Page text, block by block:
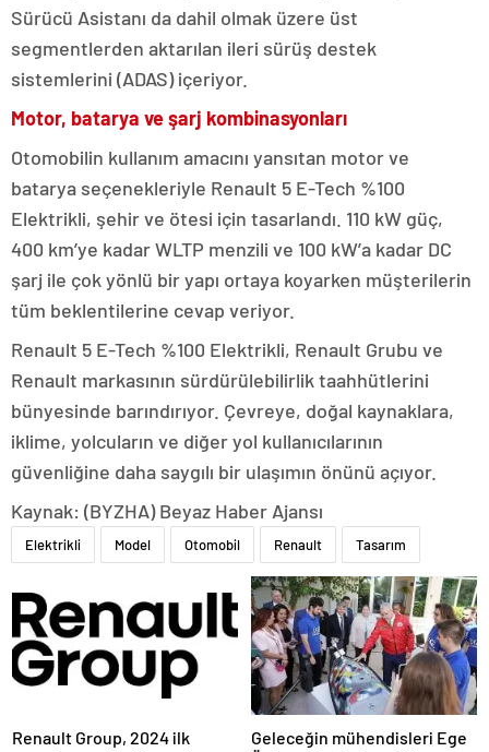
Sürücü Asistanı da dahil olmak üzere üst
segmentlerden aktarılan ileri sürüş destek
sistemlerini (ADAS) içeriyor.
Motor, batarya ve şarj kombinasyonları
Otomobilin kullanım amacını yansıtan motor ve
batarya seçenekleriyle Renault 5 E-Tech %100
Elektrikli, şehir ve ötesi için tasarlandı. 110 kW güç,
400 km’ye kadar WLTP menzili ve 100 kW’a kadar DC
şarj ile çok yönlü bir yapı ortaya koyarken müşterilerin
tüm beklentilerine cevap veriyor.
Renault 5 E-Tech %100 Elektrikli, Renault Grubu ve
Renault markasının sürdürülebilirlik taahhütlerini
bünyesinde barındırıyor. Çevreye, doğal kaynaklara,
iklime, yolcuların ve diğer yol kullanıcılarının
güvenliğine daha saygılı bir ulaşımın önünü açıyor.
Kaynak: (BYZHA) Beyaz Haber Ajansı
Elektrikli Model Otomobil Renault Tasarım
Renault Group, 2024 ilk
Geleceğin mühendisleri Ege